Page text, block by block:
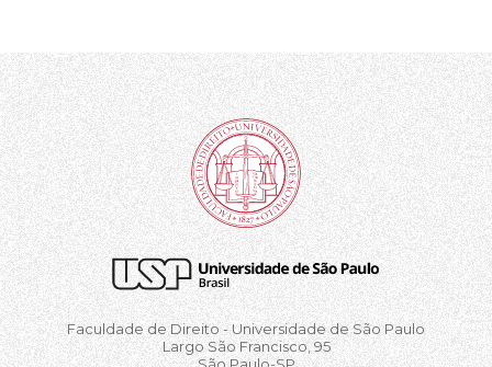
Faculdade de Direito - Universidade de São Paulo
Largo São Francisco, 95